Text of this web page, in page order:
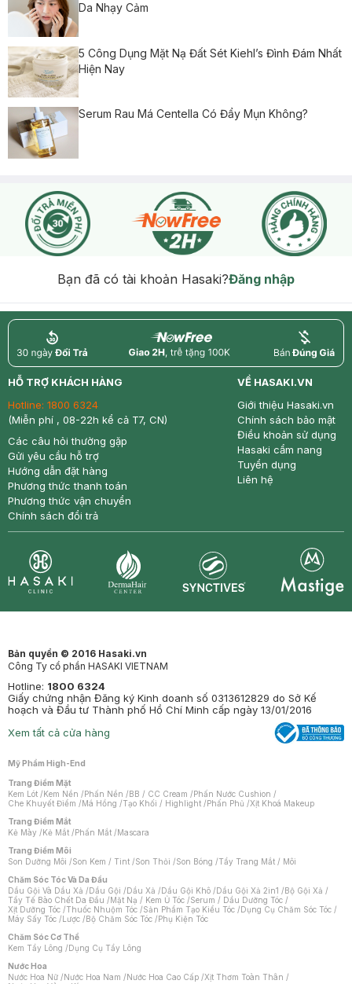
Da Nhạy Cảm
5 Công Dụng Mặt Nạ Đất Sét Kiehl’s Đình Đám Nhất
Hiện Nay
Serum Rau Má Centella Có Đẩy Mụn Không?
Bạn đã có tài khoản Hasaki?Đăng nhập
return nowfree price
HỖ TRỢ KHÁCH HÀNG
Hotline: 1800 6324
(Miễn phí , 08-22h kể cả T7, CN)
Các câu hỏi thường gặp
Gửi yêu cầu hỗ trợ
Hướng dẫn đặt hàng
Phương thức thanh toán
Phương thức vận chuyển
Chính sách đổi trả
VỀ HASAKI.VN
Giới thiệu Hasaki.vn
Chính sách bảo mật
Điều khoản sử dụng
Hasaki cẩm nang
Tuyển dụng
Liên hệ
Bản quyền © 2016 Hasaki.vn
Công Ty cổ phần HASAKI VIETNAM
Hotline: 1800 6324
Giấy chứng nhận Đăng ký Kinh doanh số 0313612829 do Sở Kế
hoạch và Đầu tư Thành phố Hồ Chí Minh cấp ngày 13/01/2016
Xem tất cả cửa hàng
Mỹ Phẩm High-End
Trang Điểm Mặt
Kem Lót /Kem Nền /Phấn Nền /BB / CC Cream /Phấn Nước Cushion /
Che Khuyết Điểm /Má Hồng /Tạo Khối / Highlight /Phấn Phủ /Xịt Khoá Makeup
Trang Điểm Mắt
Kẻ Mày /Kẻ Mắt /Phấn Mắt /Mascara
Trang Điểm Môi
Son Dưỡng Môi /Son Kem / Tint /Son Thỏi /Son Bóng /Tẩy Trang Mắt / Môi
Chăm Sóc Tóc Và Da Đầu
Dầu Gội Và Dầu Xả /Dầu Gội /Dầu Xả /Dầu Gội Khô /Dầu Gội Xả 2in1 /Bộ Gội Xả /
Tẩy Tế Bào Chết Da Đầu /Mặt Nạ / Kem Ủ Tóc /Serum / Dầu Dưỡng Tóc /
Xịt Dưỡng Tóc /Thuốc Nhuộm Tóc /Sản Phẩm Tạo Kiểu Tóc /Dụng Cụ Chăm Sóc Tóc /
Máy Sấy Tóc /Lược /Bộ Chăm Sóc Tóc /Phụ Kiện Tóc
Chăm Sóc Cơ Thể
Kem Tẩy Lông /Dụng Cụ Tẩy Lông
Nước Hoa
Nước Hoa Nữ /Nước Hoa Nam /Nước Hoa Cao Cấp /Xịt Thơm Toàn Thân /